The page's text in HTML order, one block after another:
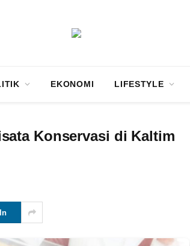
EKONOMI LIFESTYLE
Konservasi di Kaltim